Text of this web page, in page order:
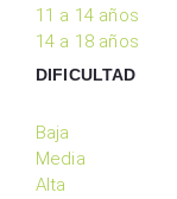
11 a 14 años
14 a 18 años
DIFICULTAD
Baja
Media
Alta